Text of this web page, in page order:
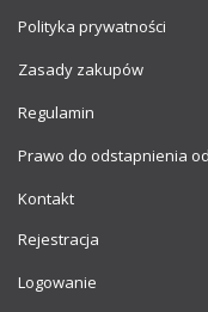
Polityka prywatności
Zasady zakupów
Regulamin
Prawo do odstapnienia
Kontakt
Rejestracja
Logowanie